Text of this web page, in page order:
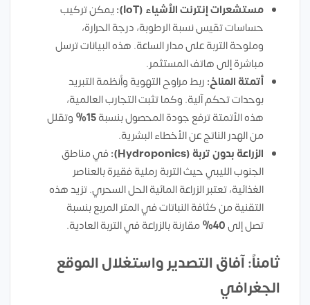
مستشعرات إنترنت الأشياء (IoT):
يمكن تركيب
حساسات تقيس نسبة الرطوبة، درجة الحرارة،
وملوحة التربة على مدار الساعة. هذه البيانات ترسل
مباشرة إلى هاتف المستثمر.
أتمتة المناخ: ربط مراوح التهوية وأنظمة التبريد
بوحدات تحكم آلية. وكما تثبت التجارب العالمية،
هذه الأتمتة ترفع جودة المحصول بنسبة15%
وتقلل
من الهدر الناتج عن الأخطاء البشرية.
الزراعة بدون تربة (Hydroponics):
في مناطق
الجنوب الليبي حيث التربة رملية فقيرة بالعناصر
الغذائية، تعتبر الزراعة المائية الحل السحري. تزيد هذه
التقنية من كثافة النباتات في المتر المربع بنسبة
تصل إلى40% مقارنة بالزراعة في التربة العادية.
ثامناً: آفاق التصدير واستغلال الموقع
الجغرافي